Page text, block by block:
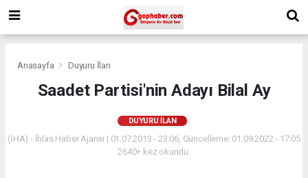
Anasayfa Duyuru İlan
Saadet Partisi'nin Adayı Bilal Ay
DUYURU İLAN
(İHA) - İhlas Haber Ajansı | 01.07.2013 - 23:06, Güncelleme: 01.09.2022 - 17:05
2640+ kez okundu.